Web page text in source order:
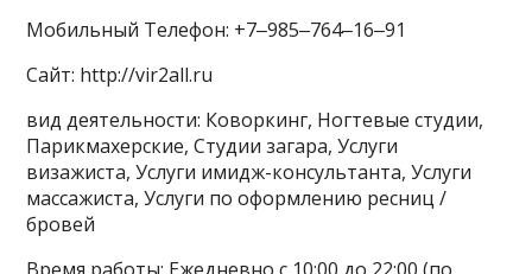
Мобильный Телефон: +7‒985‒764‒16‒91
Сайт: http://vir2all.ru
вид деятельности: Коворкинг, Ногтевые студии,
Парикмахерские, Студии загара, Услуги
визажиста, Услуги имидж-консультанта, Услуги
массажиста, Услуги по оформлению ресниц /
бровей